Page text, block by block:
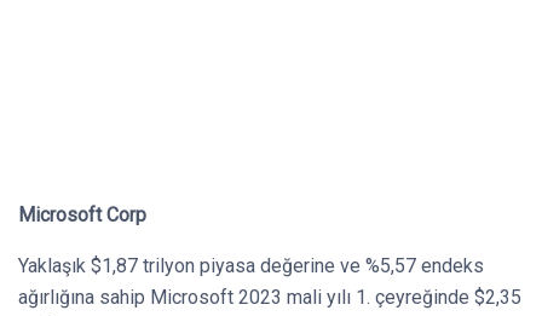
Microsoft Corp
Yaklaşık $1,87 trilyon piyasa değerine ve %5,57 endeks
ağırlığına sahip Microsoft 2023 mali yılı 1. çeyreğinde $2,35